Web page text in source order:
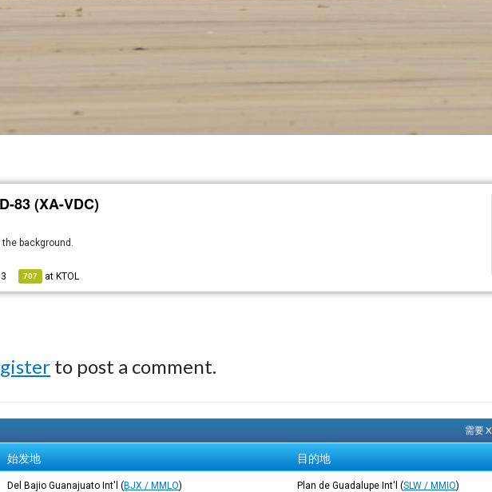
83 (XA-VDC)
background.
707 at KTOL
to post a comment.
需要
始发地 目的地
Del Bajio Guanajuato Int'l (BJX / MMLO) Plan de Guadalupe Int'l (SLW / MMIO)